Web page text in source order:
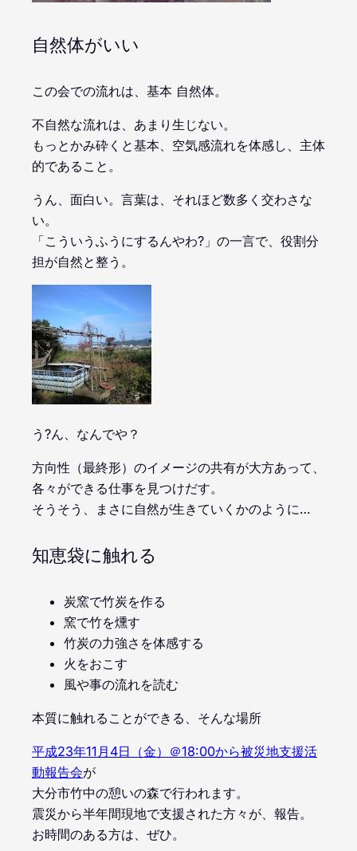
自然体がいい
この会での流れは、基本 自然体。
不自然な流れは、あまり生じない。
もっとかみ砕くと基本、空気感流れを体感し、主体
的であること。
うん、面白い。言葉は、それほど数多く交わさな
い。
「こういうふうにするんやわ?」の一言で、役割分
担が自然と整う。
う?ん、なんでや？
方向性（最終形）のイメージの共有が大方あって、
各々ができる仕事を見つけだす。
そうそう、まさに自然が生きていくかのように…
知恵袋に触れる
炭窯で竹炭を作る
窯で竹を燻す
竹炭の力強さを体感する
火をおこす
風や事の流れを読む
本質に触れることができる、そんな場所
平成23年11月4日（金）＠18:00から被災地支援活
動報告会が
大分市竹中の憩いの森で行われます。
震災から半年間現地で支援された方々が、報告。
お時間のある方は、ぜひ。